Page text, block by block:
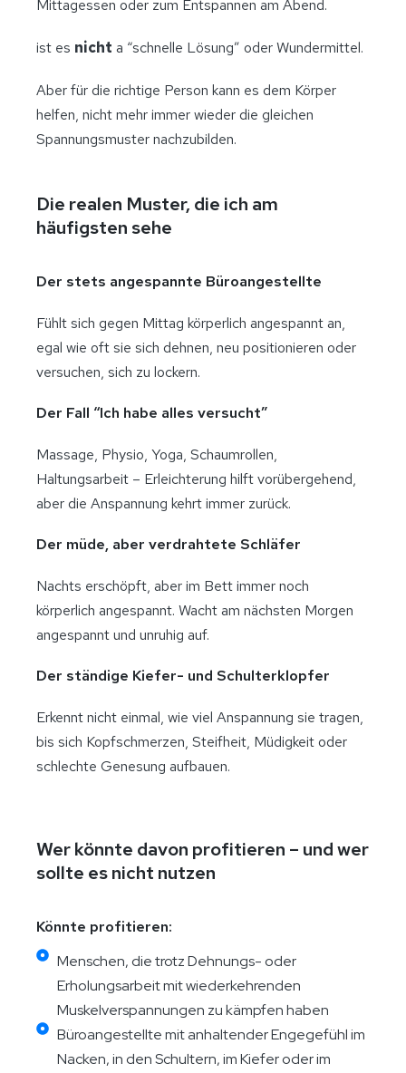
Mittagessen oder zum Entspannen am Abend.
ist es nicht a “schnelle Lösung” oder Wundermittel.
Aber für die richtige Person kann es dem Körper
helfen, nicht mehr immer wieder die gleichen
Spannungsmuster nachzubilden.
Die realen Muster, die ich am
häufigsten sehe
Der stets angespannte Büroangestellte
Fühlt sich gegen Mittag körperlich angespannt an,
egal wie oft sie sich dehnen, neu positionieren oder
versuchen, sich zu lockern.
Der Fall “Ich habe alles versucht”
Massage, Physio, Yoga, Schaumrollen,
Haltungsarbeit – Erleichterung hilft vorübergehend,
aber die Anspannung kehrt immer zurück.
Der müde, aber verdrahtete Schläfer
Nachts erschöpft, aber im Bett immer noch
körperlich angespannt. Wacht am nächsten Morgen
angespannt und unruhig auf.
Der ständige Kiefer- und Schulterklopfer
Erkennt nicht einmal, wie viel Anspannung sie tragen,
bis sich Kopfschmerzen, Steifheit, Müdigkeit oder
schlechte Genesung aufbauen.
Wer könnte davon profitieren – und wer
sollte es nicht nutzen
Könnte profitieren:
Menschen, die trotz Dehnungs- oder
Erholungsarbeit mit wiederkehrenden
Muskelverspannungen zu kämpfen haben
Büroangestellte mit anhaltender Engegefühl im
Nacken, in den Schultern, im Kiefer oder im